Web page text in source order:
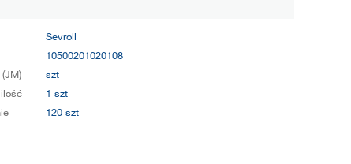
Sevroll
10500201020108
szt
1 szt
120 szt